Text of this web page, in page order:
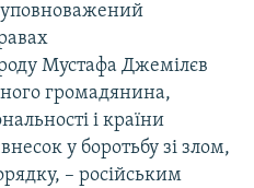
уповноважений
Мустафа Джемілєв
громадянина,
і країни
у боротьбу зі злом,
– російським